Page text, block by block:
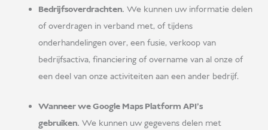
Bedrijfsoverdrachten. We kunnen uw informatie delen
of overdragen in verband met, of tijdens
onderhandelingen over, een fusie, verkoop van
bedrijfsactiva, financiering of overname van al onze of
een deel van onze activiteiten aan een ander bedrijf.
Wanneer we Google Maps Platform API's
gebruiken. We kunnen uw gegevens delen met